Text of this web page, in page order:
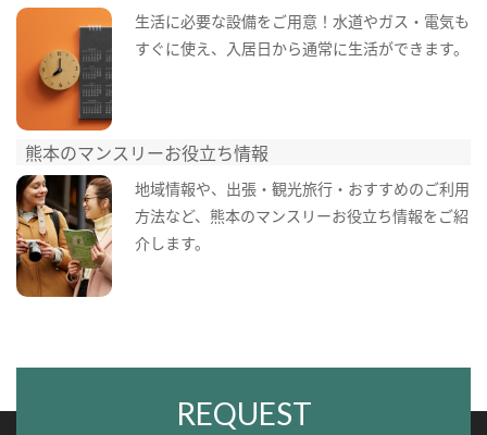
生活に必要な設備をご用意！水道やガス・電気も
すぐに使え、入居日から通常に生活ができます。
熊本のマンスリーお役立ち情報
地域情報や、出張・観光旅行・おすすめのご利用
方法など、熊本のマンスリーお役立ち情報をご紹
介します。
REQUEST